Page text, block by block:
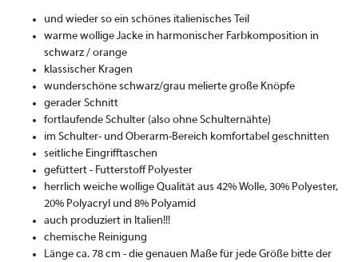
und wieder so ein schönes italienisches Teil
warme wollige Jacke in harmonischer Farbkomposition in
schwarz / orange
klassischer Kragen
wunderschöne schwarz/grau melierte große Knöpfe
gerader Schnitt
fortlaufende Schulter (also ohne Schulternähte)
im Schulter- und Oberarm-Bereich komfortabel geschnitten
seitliche Eingrifftaschen
gefüttert - Futterstoff Polyester
herrlich weiche wollige Qualität aus 42% Wolle, 30% Polyester,
20% Polyacryl und 8% Polyamid
auch produziert in Italien!!!
chemische Reinigung
Länge ca. 78 cm - die genauen Maße für jede Größe bitte der